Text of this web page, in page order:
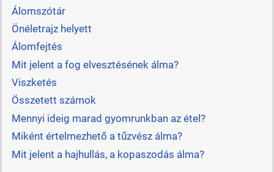
Álomszótár
Önéletrajz helyett
Álomfejtés
Mit jelent a fog elvesztésének álma?
Viszketés
Összetett számok
Mennyi ideig marad gyomrunkban az étel?
Miként értelmezhető a tűzvész álma?
Mit jelent a hajhullás, a kopaszodás álma?